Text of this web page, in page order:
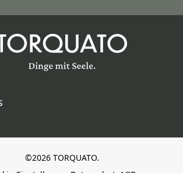
©2026 TORQUATO.